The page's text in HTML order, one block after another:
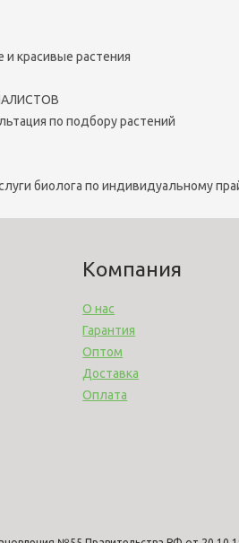
красивые растения
по подбору растений
биолога по индивидуальному
Компания
О нас
Гарантия
Оптом
Доставка
Оплата